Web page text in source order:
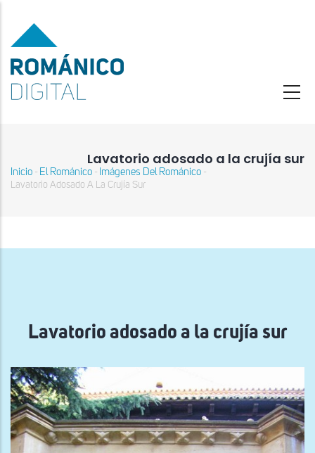
contenido
principal
Lavatorio adosado a la crujía sur
Sobrescribir
ayuda
Inicio - El Románico - Imágenes Del Románico -
Lavatorio Adosado A La Crujía Sur
Lavatorio adosado a la crujía sur